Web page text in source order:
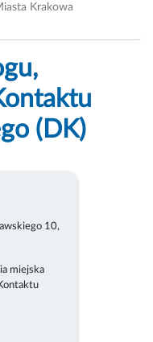
Krakowa
(DK)
10,
miejska